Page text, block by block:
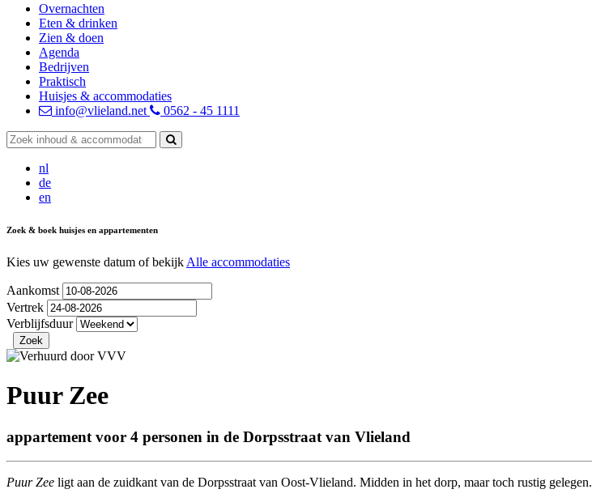
Overnachten
Eten & drinken
Zien & doen
Agenda
Bedrijven
Praktisch
Huisjes & accommodaties
info@vlieland.net
0562 - 45 1111
nl
de
en
Zoek & boek huisjes en appartementen
Kies uw gewenste datum of bekijk Alle accommodaties
Aankomst
Vertrek
Verblijfsduur
Puur Zee
appartement voor 4 personen in de Dorpsstraat van Vlieland
Puur Zee ligt aan de zuidkant van de Dorpsstraat van Oost-Vlieland. Midden in het dorp, maar toch rustig gelegen.